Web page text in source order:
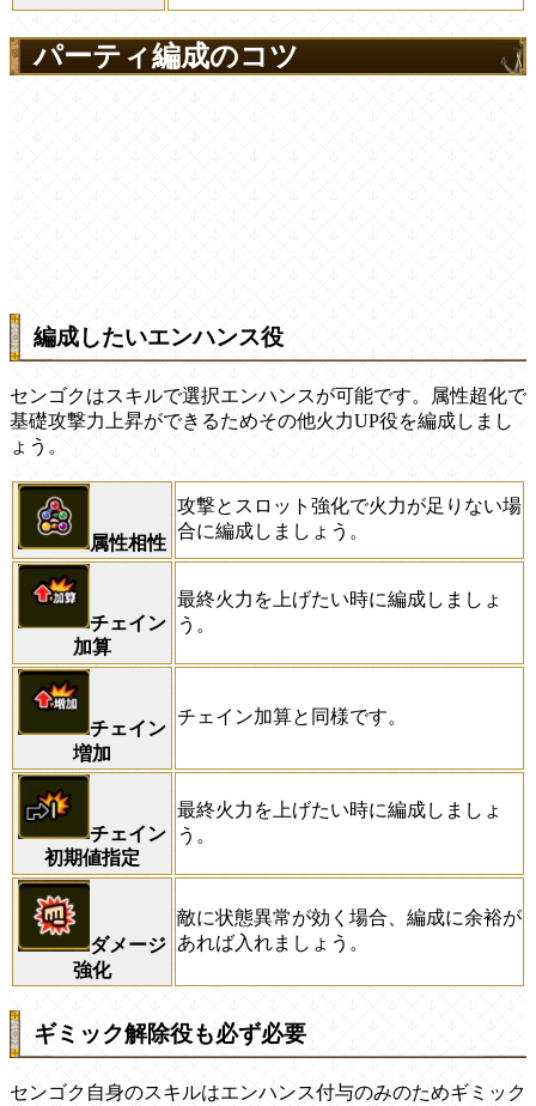
パーティ編成のコツ
編成したいエンハンス役
センゴクはスキルで選択エンハンスが可能です。属性超化で
基礎攻撃力上昇ができるためその他火力UP役を編成しまし
ょう。
属性相性
攻撃とスロット強化で火力が足りない場
合に編成しましょう。
チェイン
加算
最終火力を上げたい時に編成しましょ
う。
チェイン
増加
チェイン加算と同様です。
チェイン
初期値指定
最終火力を上げたい時に編成しましょ
う。
ダメージ
強化
敵に状態異常が効く場合、編成に余裕が
あれば入れましょう。
ギミック解除役も必ず必要
センゴク自身のスキルはエンハンス付与のみのためギミック